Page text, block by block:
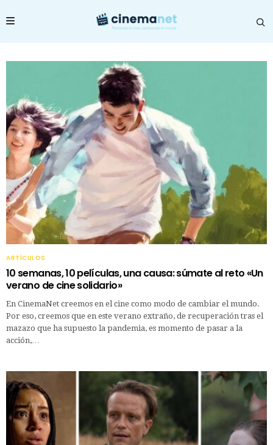
ARTÍCULOS
10 semanas, 10 películas, una causa: súmate al reto «Un
verano de cine solidario»
En CinemaNet creemos en el cine como modo de cambiar el mundo.
Por eso, creemos que en este verano extraño, de recuperación tras el
mazazo que ha supuesto la pandemia, es momento de pasar a la
acción,…